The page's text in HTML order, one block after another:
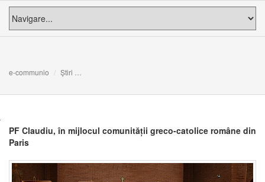
e-communio Știri
PF Claudiu, în mijlocul comunității greco-catolice române din
Paris